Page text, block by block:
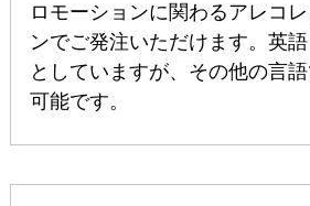
ロモーションに関わるアレコ
ンでご発注いただけます。英
としていますが、その他の言
可能です。